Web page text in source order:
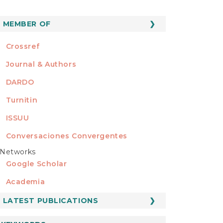
MEMBER OF
Crossref
Journal & Authors
DARDO
Turnitin
ISSUU
Conversaciones Convergentes
REDES
Google Scholar
Academia
LATEST PUBLICATIONS